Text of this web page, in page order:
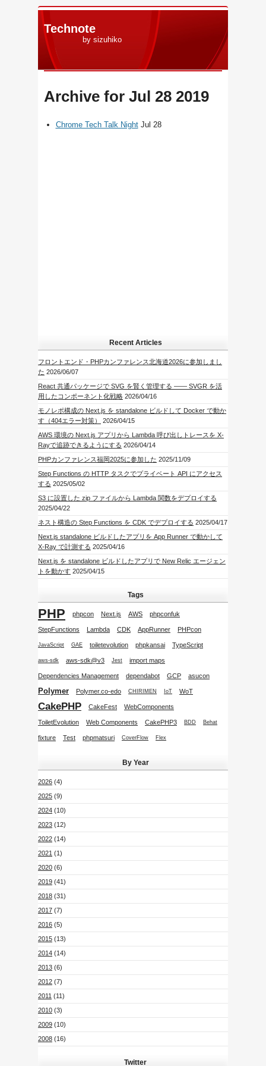
Technote
by sizuhiko
Archive for Jul 28 2019
Chrome Tech Talk Night Jul 28
Recent Articles
フロントエンド・PHPカンファレンス北海道2026に参加しまし
た 2026/06/07
React 共通パッケージで SVG を賢く管理する —— SVGR を活
用したコンポーネント化戦略 2026/04/16
モノレポ構成の Next.js を standalone ビルドして Docker で動か
す（404エラー対策）
2026/04/15
AWS 環境の Next.js アプリから Lambda 呼び出しトレースを X-
Rayで追跡できるようにする 2026/04/14
PHPカンファレンス福岡2025に参加した 2025/11/09
Step Functions の HTTP タスクでプライベート API にアクセス
する 2025/05/02
S3 に設置した zip ファイルから Lambda 関数をデプロイする
2025/04/22
ネスト構造の Step Functions を CDK でデプロイする 2025/04/17
Next.js standalone ビルドしたアプリを App Runner で動かして
X-Ray で計測する 2025/04/16
Next.js を standalone ビルドしたアプリで New Relic エージェン
トを動かす 2025/04/15
Tags
PHP phpcon Next.js AWS phpconfuk
StepFunctions Lambda CDK AppRunner PHPcon
JavaScript GAE toiletevolution phpkansai TypeScript
aws-sdk aws-sdk@v3 Jest import maps
Dependencies Management dependabot GCP asucon
Polymer Polymer.co-edo CHIRIMEN IoT WoT
CakePHP CakeFest WebComponents
ToiletEvolution Web Components CakePHP3 BDD Behat
fixture Test phpmatsuri CoverFlow Flex
By Year
2026 (4)
2025 (9)
2024 (10)
2023 (12)
2022 (14)
2021 (1)
2020 (6)
2019 (41)
2018 (31)
2017 (7)
2016 (5)
2015 (13)
2014 (14)
2013 (6)
2012 (7)
2011 (11)
2010 (3)
2009 (10)
2008 (16)
Twitter